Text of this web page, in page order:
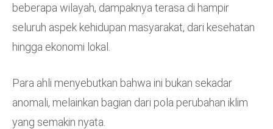
beberapa wilayah, dampaknya terasa di hampir
seluruh aspek kehidupan masyarakat, dari kesehatan
hingga ekonomi lokal.
Para ahli menyebutkan bahwa ini bukan sekadar
anomali, melainkan bagian dari pola perubahan iklim
yang semakin nyata.